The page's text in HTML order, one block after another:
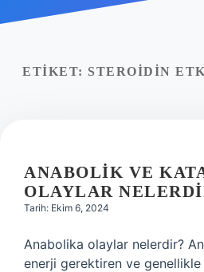
Politikası
ETIKET: STEROIDIN
ANABOLIK VE
OLAYLAR
Tarih: Ekim 6, 2024
Anabolika olaylar nelerdir?
enerji gerektiren ve